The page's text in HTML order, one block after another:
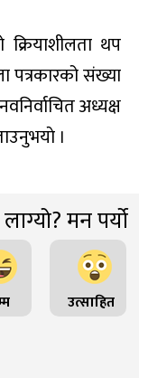
थप
पत्रकारको संख्या
अध्यक्ष
।
मन पर्यो
उत्साहित